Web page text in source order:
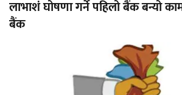
लाभाशं घोषणा गर्ने पहिलो बैंक बन्यो
बैंक